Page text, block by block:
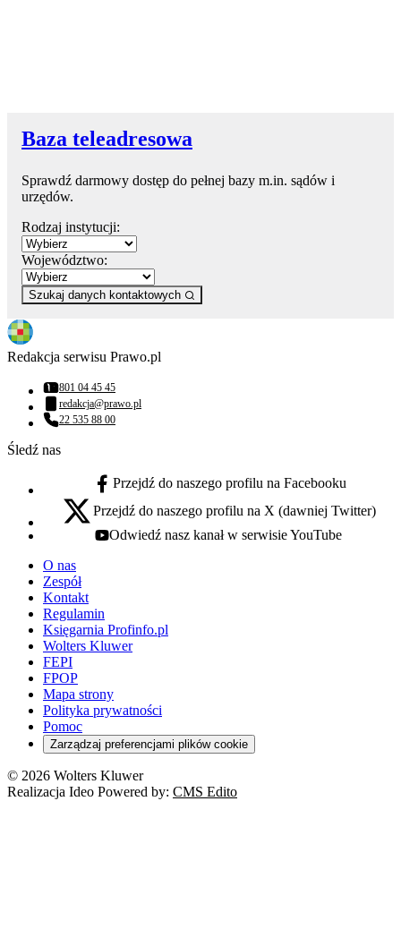
Baza teleadresowa
Sprawdź darmowy dostęp do pełnej bazy m.in. sądów i
urzędów.
Rodzaj instytucji:
Województwo:
Szukaj danych kontaktowych
Redakcja serwisu Prawo.pl
Numer telefonu:
801 04 45 45
Adres email:
redakcja@prawo.pl
Numer telefonu:
22 535 88 00
Śledź nas
facebook - otwiera się w nowej karcie
Przejdź do naszego profilu na Facebooku
x - otwiera się w nowej karcie
Przejdź do naszego profilu na X (dawniej Twitter)
youtube - otwiera się w nowej karcie
Odwiedź nasz kanał w serwisie YouTube
O nas
Zespół
Kontakt
Regulamin
Księgarnia Profinfo.pl
Wolters Kluwer
FEPI
FPOP
Mapa strony
Polityka prywatności
Pomoc
Zarządzaj preferencjami plików cookie
© 2026 Wolters Kluwer
Realizacja Ideo Powered by: CMS Edito